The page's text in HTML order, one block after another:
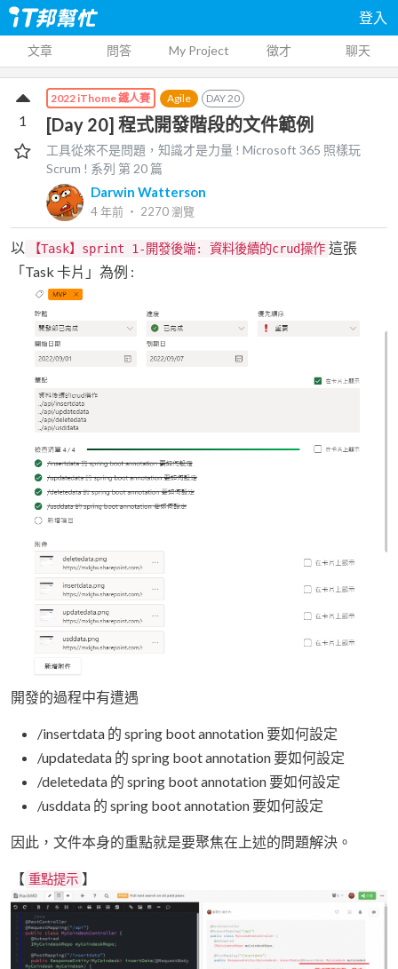
登入
文章 問答 My Project 徵才 聊天
2022 iThome 鐵人賽 Agile DAY20
[Day 20] 程式開發階段的文件範例
工具從來不是問題，知識才是力量 ! Microsoft 365 照樣玩
Scrum ! 系列 第20 篇
Darwin Watterson
4 年前 ‧ 2270瀏覽
1
以 【Task】sprint 1-開發後端: 資料後續的crud操作 這張
「Task 卡片」為例 :
開發的過程中有遭遇
/insertdata 的 spring boot annotation 要如何設定
/updatedata 的 spring boot annotation 要如何設定
/deletedata 的 spring boot annotation 要如何設定
/usddata 的 spring boot annotation 要如何設定
因此，文件本身的重點就是要聚焦在上述的問題解決。
【 重點提示 】